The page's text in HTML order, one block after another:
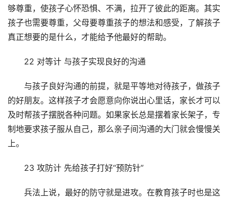
够尊重，使孩子心怀恐惧、不满，拉开了彼此的距离。其实
孩子也需要尊重，父母要尊重孩子的想法和感受，了解孩子
真正想要的是什么，才能给予他最好的帮助。
22 对等计 与孩子实现良好的沟通
与孩子良好沟通的前提，就是平等地对待孩子，做孩子
的好朋友。这样孩子才会愿意向你说出心里话，家长才可以
及时帮孩子摆脱各种问题。如果家长总是摆着家长架子，专
制地要求孩子服从自己，那么亲子间沟通的大门就会慢慢关
上。
23 攻防计 先给孩子打好“预防针”
兵法上说，最好的防守就是进攻。在教育孩子时也是这